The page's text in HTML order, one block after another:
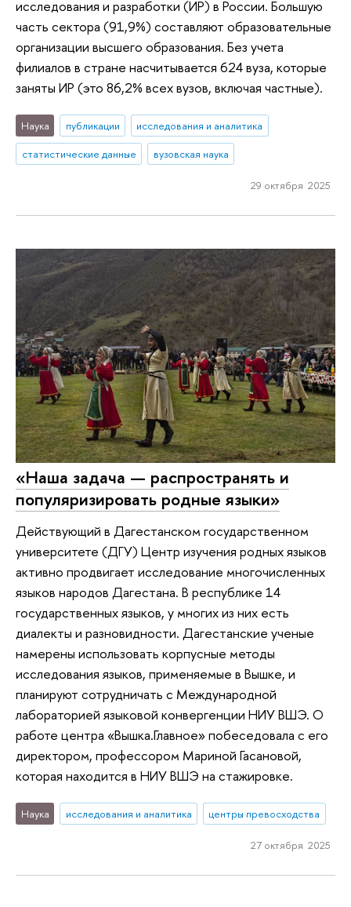
исследования и разработки (ИР) в России. Большую
часть сектора (91,9%) составляют образовательные
организации высшего образования. Без учета
филиалов в стране насчитывается 624 вуза, которые
заняты ИР (это 86,2% всех вузов, включая частные).
Наука публикации
исследования и аналитика
статистические данные
вузовская наука
29 октября 2025
«Наша задача — распространять и
популяризировать родные языки»
Действующий в Дагестанском государственном
университете (ДГУ) Центр изучения родных языков
активно продвигает исследование многочисленных
языков народов Дагестана. В республике 14
государственных языков, у многих из них есть
диалекты и разновидности. Дагестанские ученые
намерены использовать корпусные методы
исследования языков, применяемые в Вышке, и
планируют сотрудничать с Международной
лабораторией языковой конвергенции НИУ ВШЭ. О
работе центра «Вышка.Главное» побеседовала с его
директором, профессором Мариной Гасановой,
которая находится в НИУ ВШЭ на стажировке.
Наука исследования и аналитика центры превосходства
27 октября 2025